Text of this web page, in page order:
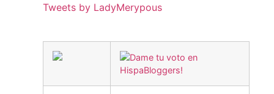
Tweets by LadyMerypous